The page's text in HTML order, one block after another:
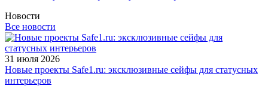
Новости
Все новости
31 июля 2026
Новые проекты Safe1.ru: эксклюзивные сейфы для статусных
интерьеров